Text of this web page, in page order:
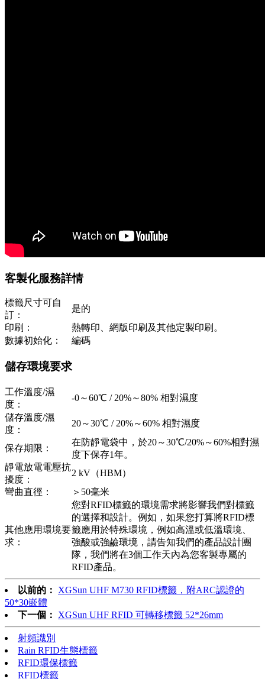
客製化服務詳情
標籤尺寸可自
訂：
是的
印刷：
熱轉印、網版印刷及其他定製印刷。
數據初始化：
編碼
儲存環境要求
工作溫度/濕
度：
-0～60℃ / 20%～80% 相對濕度
儲存溫度/濕
度：
20～30℃ / 20%～60% 相對濕度
保存期限：
在防靜電袋中，於20～30℃/20%～60%相對濕
度下保存1年。
靜電放電電壓抗
擾度：
2 kV（HBM）
彎曲直徑：
＞50毫米
其他應用環境要
求：
您對RFID標籤的環境需求將影響我們對標籤
的選擇和設計。例如，如果您打算將RFID標
籤應用於特殊環境，例如高溫或低溫環境、
強酸或強鹼環境，請告知我們的產品設計團
隊，我們將在3個工作天內為您客製專屬的
RFID產品。
以前的：
XGSun UHF M730 RFID標籤，附ARC認證的
50*30嵌體
下一個：
XGSun UHF RFID 可轉移標籤 52*26mm
射頻識別
Rain RFID生態標籤
RFID環保標籤
RFID標籤